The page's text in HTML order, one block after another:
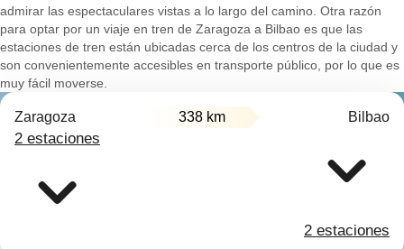
admirar las espectaculares vistas a lo largo del camino. Otra razón
para optar por un viaje en tren de Zaragoza a Bilbao es que las
estaciones de tren están ubicadas cerca de los centros de la ciudad y
son convenientemente accesibles en transporte público, por lo que es
muy fácil moverse.
Zaragoza 338 km Bilbao
2 estaciones
2 estaciones